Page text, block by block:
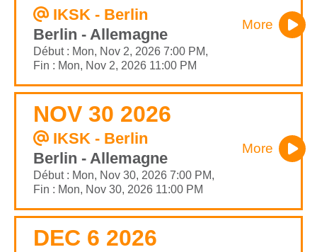
IKSK - Berlin
Berlin - Allemagne
Début : Mon, Nov 2, 2026 7:00 PM,
Fin : Mon, Nov 2, 2026 11:00 PM
More
NOV 30 2026
IKSK - Berlin
Berlin - Allemagne
Début : Mon, Nov 30, 2026 7:00 PM,
Fin : Mon, Nov 30, 2026 11:00 PM
More
DEC 6 2026